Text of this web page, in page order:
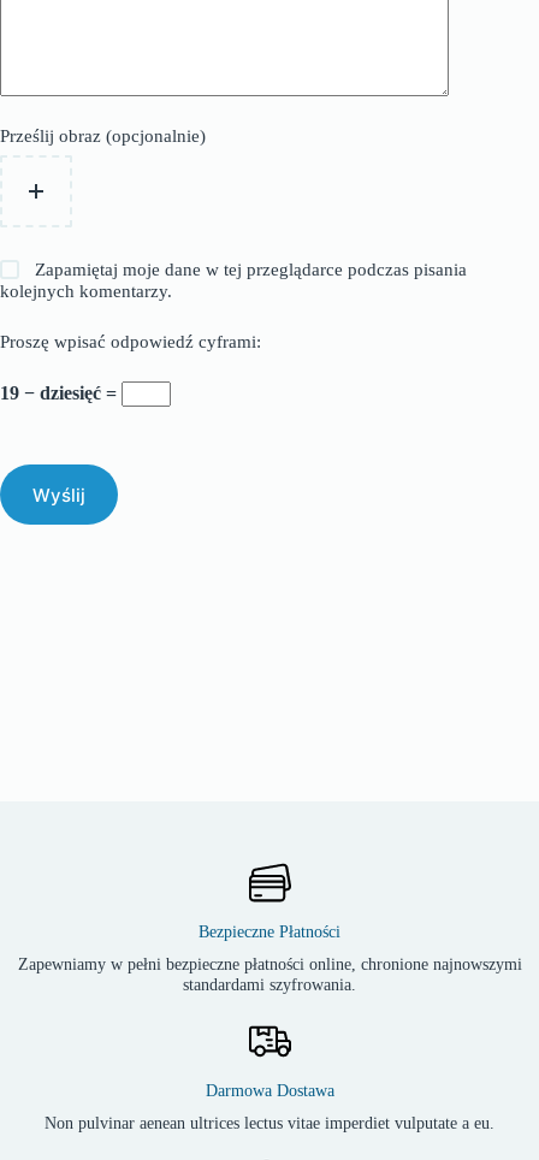
Prześlij obraz (opcjonalnie)
Zapamiętaj moje dane w tej przeglądarce podczas pisania
kolejnych komentarzy.
Proszę wpisać odpowiedź cyframi:
19 − dziesięć =
Wyślij
Bezpieczne Płatności
Zapewniamy w pełni bezpieczne płatności online, chronione najnowszymi
standardami szyfrowania.
Darmowa Dostawa
Non pulvinar aenean ultrices lectus vitae imperdiet vulputate a eu.